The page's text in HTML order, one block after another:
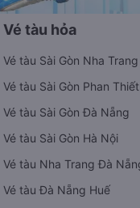
Vé tàu hỏa
Vé tàu Sài Gòn Nha Trang
Vé tàu Sài Gòn Phan Thiết
Vé tàu Sài Gòn Đà Nẵng
Vé tàu Sài Gòn Hà Nội
Vé tàu Nha Trang Đà
Vé tàu Đà Nẵng Huế